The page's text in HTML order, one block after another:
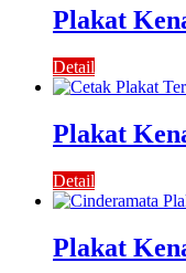
Plakat
Detail
Plakat
Detail
Plakat